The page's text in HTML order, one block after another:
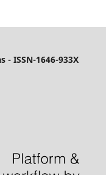
- ISSN-1646-933X